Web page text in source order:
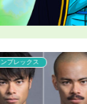
カツラ